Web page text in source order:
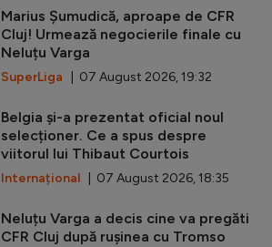
Marius Șumudică, aproape de CFR
Cluj! Urmează negocierile finale cu
Neluțu Varga
SuperLiga | 07 August 2026, 19:32
Belgia și-a prezentat oficial noul
selecționer. Ce a spus despre
viitorul lui Thibaut Courtois
Internațional | 07 August 2026, 18:35
Neluțu Varga a decis cine va pregăti
CFR Cluj după rușinea cu Tromso